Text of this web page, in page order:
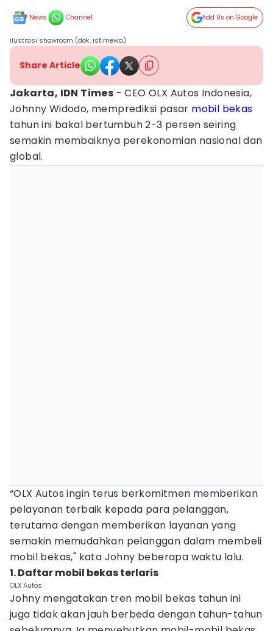
News Channel Add Us on Google
ilustrasi showroom (dok. istimewa)
Share Article
Jakarta, IDN Times - CEO OLX Autos Indonesia,
Johnny Widodo, memprediksi pasar mobil bekas
tahun ini bakal bertumbuh 2-3 persen seiring
semakin membaiknya perekonomian nasional dan
global.
“OLX Autos ingin terus berkomitmen memberikan
pelayanan terbaik kepada para pelanggan,
terutama dengan memberikan layanan yang
semakin memudahkan pelanggan dalam membeli
mobil bekas," kata Johny beberapa waktu lalu.
1. Daftar mobil bekas terlaris
OLX Autos
Johny mengatakan tren mobil bekas tahun ini
juga tidak akan jauh berbeda dengan tahun-tahun